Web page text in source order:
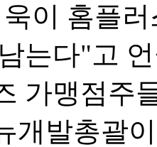
이 홈플
는다"고
가맹점주
개발총괄